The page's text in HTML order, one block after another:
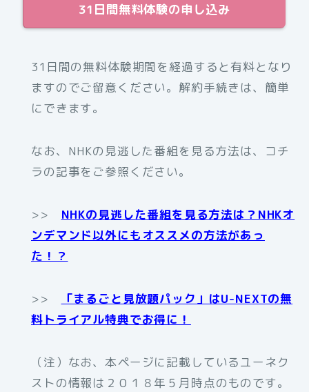
31日間無料体験の申し込み
31日間の無料体験期間を経過すると有料となり
ますのでご留意ください。解約手続きは、簡単
にできます。
なお、NHKの見逃した番組を見る方法は、コチ
ラの記事をご参照ください。
>> NHKの見逃した番組を見る方法は？NHKオ
ンデマンド以外にもオススメの方法があっ
た！？
>>
「まるごと見放題パック」はU-NEXTの無
料トライアル特典でお得に！
（注）なお、本ページに記載しているユーネク
ストの情報は２０１８年５月時点のものです。